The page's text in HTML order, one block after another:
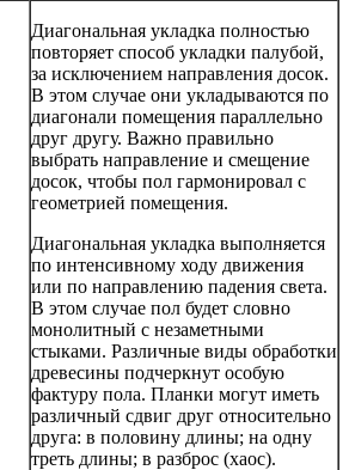
Диагональная укладка полностью
повторяет способ укладки палубой,
за исключением направления досок.
В этом случае они укладываются по
диагонали помещения параллельно
друг другу. Важно правильно
выбрать направление и смещение
досок, чтобы пол гармонировал с
геометрией помещения.
Диагональная укладка выполняется
по интенсивному ходу движения
или по направлению падения света.
В этом случае пол будет словно
монолитный с незаметными
стыками. Различные виды обработки
древесины подчеркнут особую
фактуру пола. Планки могут иметь
различный сдвиг друг относительно
друга: в половину длины; на одну
треть длины; в разброс (хаос).